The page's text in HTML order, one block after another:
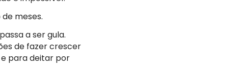
meses.
a ser gula.
de fazer crescer
para deitar por